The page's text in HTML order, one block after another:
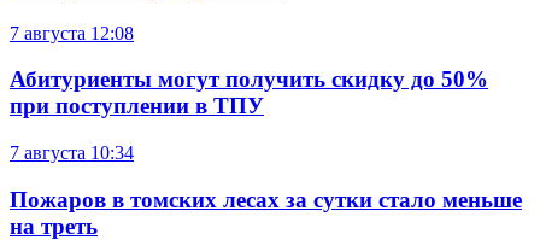
7 августа 12:08
Абитуриенты могут получить скидку до 50%
при поступлении в ТПУ
7 августа 10:34
Пожаров в томских лесах за сутки стало меньше
на треть